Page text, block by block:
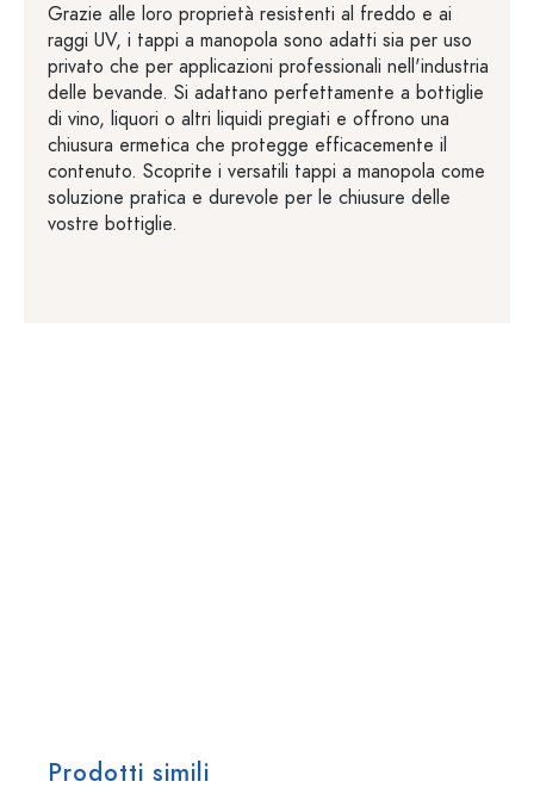
Grazie alle loro proprietà resistenti al freddo e ai
raggi UV, i tappi a manopola sono adatti sia per uso
privato che per applicazioni professionali nell'industria
delle bevande. Si adattano perfettamente a bottiglie
di vino, liquori o altri liquidi pregiati e offrono una
chiusura ermetica che protegge efficacemente il
contenuto. Scoprite i versatili tappi a manopola come
soluzione pratica e durevole per le chiusure delle
vostre bottiglie.
Prodotti simili